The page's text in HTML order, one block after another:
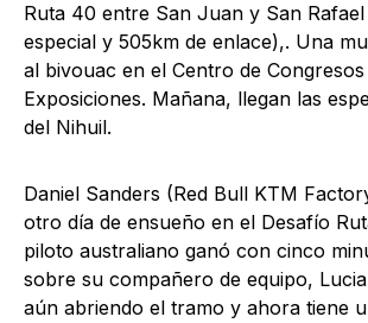
Ruta 40 entre San Juan y San Rafael
especial y 505km de enlace),. Una
al bivouac en el Centro de
Exposiciones. Mañana, llegan las
del Nihuil.
Daniel Sanders (Red Bull KTM
otro día de ensueño en el Desafío
piloto australiano ganó con cinco
sobre su compañero de equipo,
aún abriendo el tramo y ahora tiene